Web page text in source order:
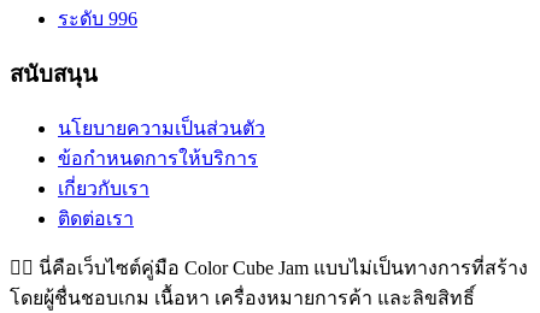
ระดับ 996
สนับสนุน
นโยบายความเป็นส่วนตัว
ข้อกำหนดการให้บริการ
เกี่ยวกับเรา
ติดต่อเรา
👉🏻 นี่คือเว็บไซต์คู่มือ Color Cube Jam แบบไม่เป็นทางการที่สร้าง
โดยผู้ชื่นชอบเกม เนื้อหา เครื่องหมายการค้า และลิขสิทธิ์